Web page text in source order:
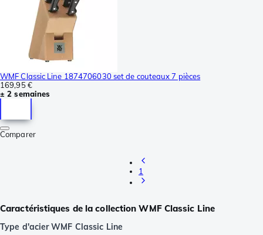
WMF Classic Line 1874706030 set de couteaux 7 pièces
169,95 €
± 2 semaines
Comparer
1
Caractéristiques de la collection WMF Classic Line
Type d'acier WMF Classic Line